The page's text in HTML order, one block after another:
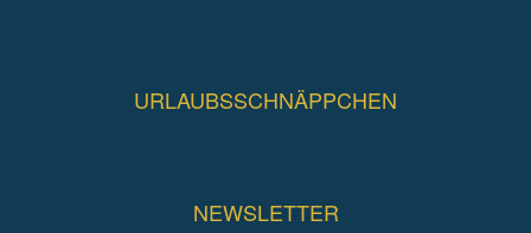
URLAUBSSCHNÄPPCHEN
NEWSLETTER